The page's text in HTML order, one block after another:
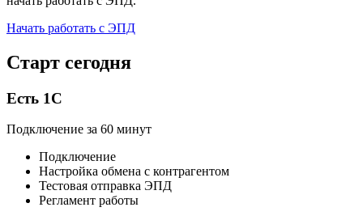
Начать работать с ЭПД
Старт сегодня
Есть 1С
Подключение за 60 минут
Подключение
Настройка обмена с контрагентом
Тестовая отправка ЭПД
Регламент работы